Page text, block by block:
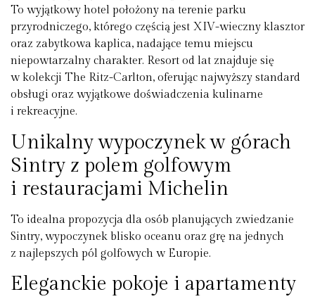
To wyjątkowy hotel położony na terenie parku
przyrodniczego, którego częścią jest XIV-wieczny klasztor
oraz zabytkowa kaplica, nadające temu miejscu
niepowtarzalny charakter. Resort od lat znajduje się
w kolekcji The Ritz-Carlton, oferując najwyższy standard
obsługi oraz wyjątkowe doświadczenia kulinarne
i rekreacyjne.
Unikalny wypoczynek w górach
Sintry z polem golfowym
i restauracjami Michelin
To idealna propozycja dla osób planujących zwiedzanie
Sintry, wypoczynek blisko oceanu oraz grę na jednych
z najlepszych pól golfowych w Europie.
Eleganckie pokoje i apartamenty